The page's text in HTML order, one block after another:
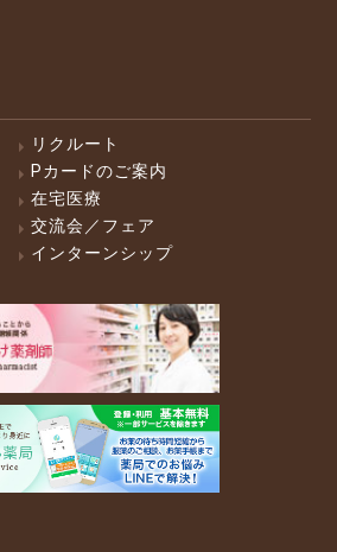
リクルート
Pカードのご案内
在宅医療
交流会／フェア
インターンシップ